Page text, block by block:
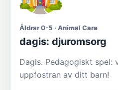
Åldrar 0-5 · Animal Care
dagis: djuromsorg
Dagis. Pedagogiskt spel:
uppfostran av ditt barn!